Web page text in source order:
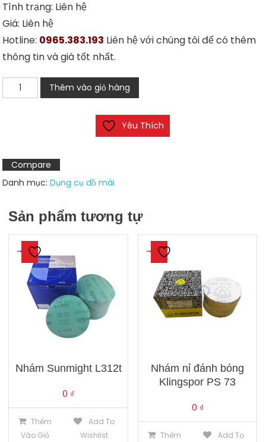
Tình trạng: Liên hệ
Giá: Liên hệ
Hotline: 0965.383.193 Liên hệ với chúng tôi để có thêm
thông tin và giá tốt nhất.
mài
ϕ
3
số
Thêm vào giỏ hàng
Yêu Thích
Compare
Danh mục:Dụng cụ đồ mài
Sản phẩm tương tự
Nhám Sunmight L312t
0 ₫
Thêm
Vào Giỏ
Add To
Wishlist
Nhám nỉ đánh bóng
Klingspor PS 73
0 ₫
Thêm
Add To